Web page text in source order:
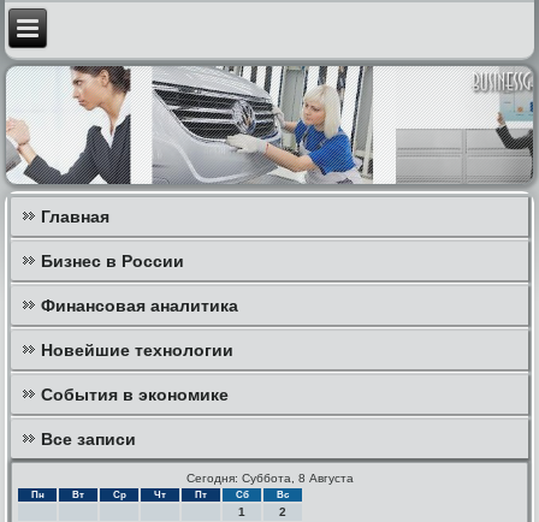
Главная
Бизнес в России
Финансовая аналитика
Новейшие технологии
События в экономике
Все записи
Сегодня: Суббота, 8 Августа
Пн Вт Ср Чт Пт Сб Вс
1
2